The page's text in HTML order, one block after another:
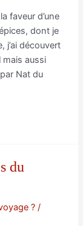
faveur d’une
dont je
j’ai découvert
aussi
Nat du
du
? /